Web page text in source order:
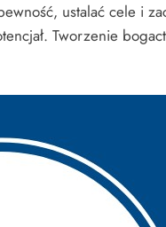
ustalać cele i
Tworzenie